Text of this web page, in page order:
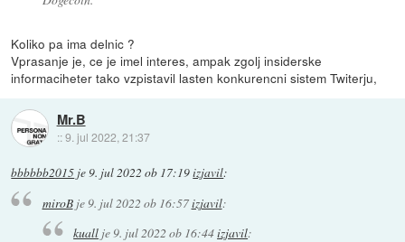
Koliko pa ima delnic ?
Vprasanje je, ce je imel interes, ampak zgolj insiderske
informaciheter tako vzpistavil lasten konkurencni sistem Twiterju,
Mr.B
::9. jul 2022, 21:37
bbbbbb2015 je9. jul 2022 ob 17:19izjavil:
miroBje9. jul 2022 ob 16:57izjavil:
kuall je 9. jul 2022 ob 16:44izjavil: